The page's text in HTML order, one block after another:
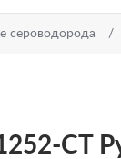
сероводорода
CT